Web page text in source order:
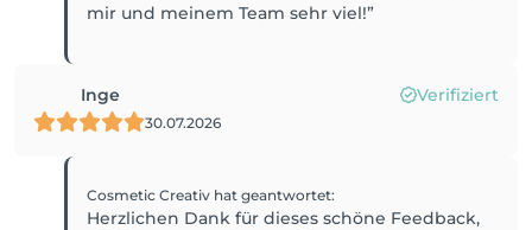
mir und meinem Team sehr viel!”
Inge Verifiziert
30.07.2026
Cosmetic Creativ hat geantwortet:
Herzlichen Dank für dieses schöne Feedback,